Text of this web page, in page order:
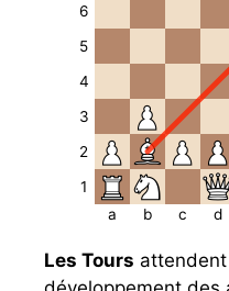
6
5
4
3
2
1
a
b c d
Les Tours